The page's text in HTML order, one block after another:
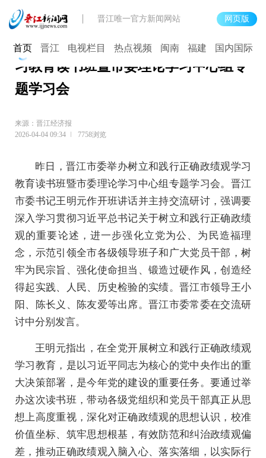
晋江唯一官方新闻网站 网页版
首页 晋江 电视栏目 热点视频 闽南 福建 国内国际
晋江市委举办树立和践行正确政绩观学
习教育读书班暨市委理论学习中心组专
题学习会
来源：晋江经济报
2026-04-04 09:34
7758浏览
昨日，晋江市委举办树立和践行正确政绩观学习
教育读书班暨市委理论学习中心组专题学习会。晋江
市委书记王明元作开班讲话并主持交流研讨，强调要
深入学习贯彻习近平总书记关于树立和践行正确政绩
观的重要论述，进一步强化立党为公、为民造福理
念，示范引领全市各级领导班子和广大党员干部，树
牢为民宗旨、强化使命担当、锻造过硬作风，创造经
得起实践、人民、历史检验的实绩。晋江市领导王小
阳、陈长义、陈友爱等出席。晋江市委常委在交流研
讨中分别发言。
王明元指出，在全党开展树立和践行正确政绩观
学习教育，是以习近平同志为核心的党中央作出的重
大决策部署，是今年党的建设的重要任务。要通过举
办这次读书班，带动各级党组织和党员干部真正从思
想上高度重视，深化对正确政绩观的思想认识，校准
价值坐标、筑牢思想根基，有效防范和纠治政绩观偏
差，推动正确政绩观入脑入心、落实落细，以实际行